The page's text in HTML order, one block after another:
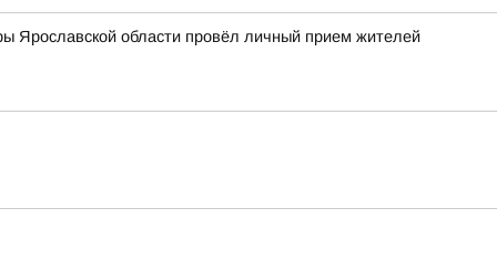
Ярославской области провёл личный прием жителей